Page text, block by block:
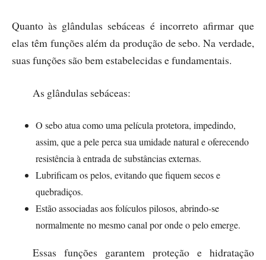
Quanto às glândulas sebáceas é incorreto afirmar que
elas têm funções além da produção de sebo. Na verdade,
suas funções são bem estabelecidas e fundamentais.
As glândulas sebáceas:
O sebo atua como uma película protetora, impedindo,
assim, que a pele perca sua umidade natural e oferecendo
resistência à entrada de substâncias externas.
Lubrificam os pelos, evitando que fiquem secos e
quebradiços.
Estão associadas aos folículos pilosos, abrindo-se
normalmente no mesmo canal por onde o pelo emerge.
Essas funções garantem proteção e hidratação